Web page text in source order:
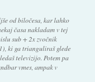
od biločesa, kar lahko
časa nakladam v tej
sub + 2x zvočnik
ki ga trianguliraš glede
televizijo. Potem pa
vmes, ampak v